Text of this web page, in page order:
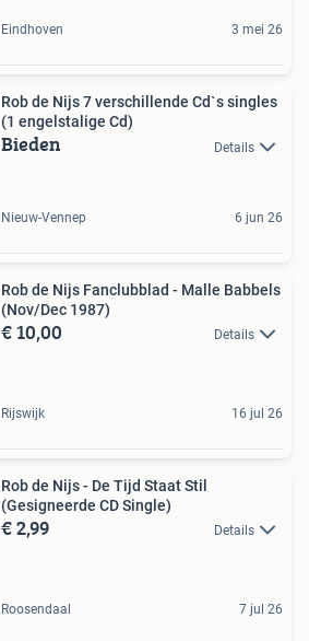
Eindhoven 3 mei 26
Rob de Nijs 7 verschillende Cd`s singles
(1 engelstalige Cd)
Bieden Details
Nieuw-Vennep 6 jun 26
Rob de Nijs Fanclubblad - Malle Babbels
(Nov/Dec 1987)
€ 10,00 Details
Rijswijk 16 jul 26
Rob de Nijs - De Tijd Staat Stil
(Gesigneerde CD Single)
€ 2,99 Details
Roosendaal 7 jul 26